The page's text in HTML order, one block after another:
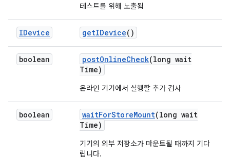
테스트를 위해 노출됨
IDevice getIDevice()
boolean postOnlineCheck(long wait
Time)
온라인 기기에서 실행할 추가 검사
boolean waitForStoreMount(long wait
Time)
기기의 외부 저장소가 마운트될 때까지 기다
립니다.